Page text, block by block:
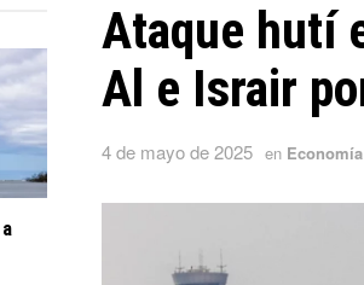
Ataque hutí
Al e Israir
4 de mayo de 2025 en Economía